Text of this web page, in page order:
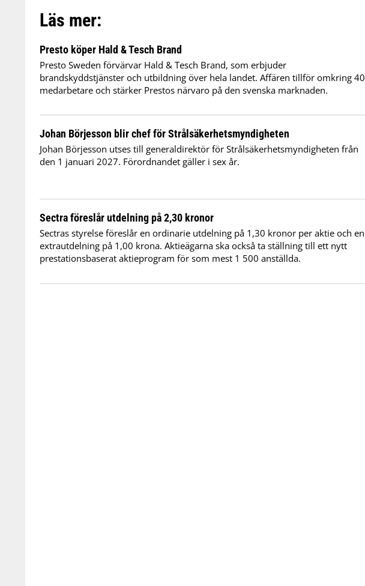
Läs mer:
Presto köper Hald & Tesch Brand
Presto Sweden förvärvar Hald & Tesch Brand, som erbjuder
brandskyddstjänster och utbildning över hela landet. Affären tillför omkring 40
medarbetare och stärker Prestos närvaro på den svenska marknaden.
Johan Börjesson blir chef för Strålsäkerhetsmyndigheten
Johan Börjesson utses till generaldirektör för Strålsäkerhetsmyndigheten från
den 1 januari 2027. Förordnandet gäller i sex år.
Sectra föreslår utdelning på 2,30 kronor
Sectras styrelse föreslår en ordinarie utdelning på 1,30 kronor per aktie och en
extrautdelning på 1,00 krona. Aktieägarna ska också ta ställning till ett nytt
prestationsbaserat aktieprogram för som mest 1 500 anställda.